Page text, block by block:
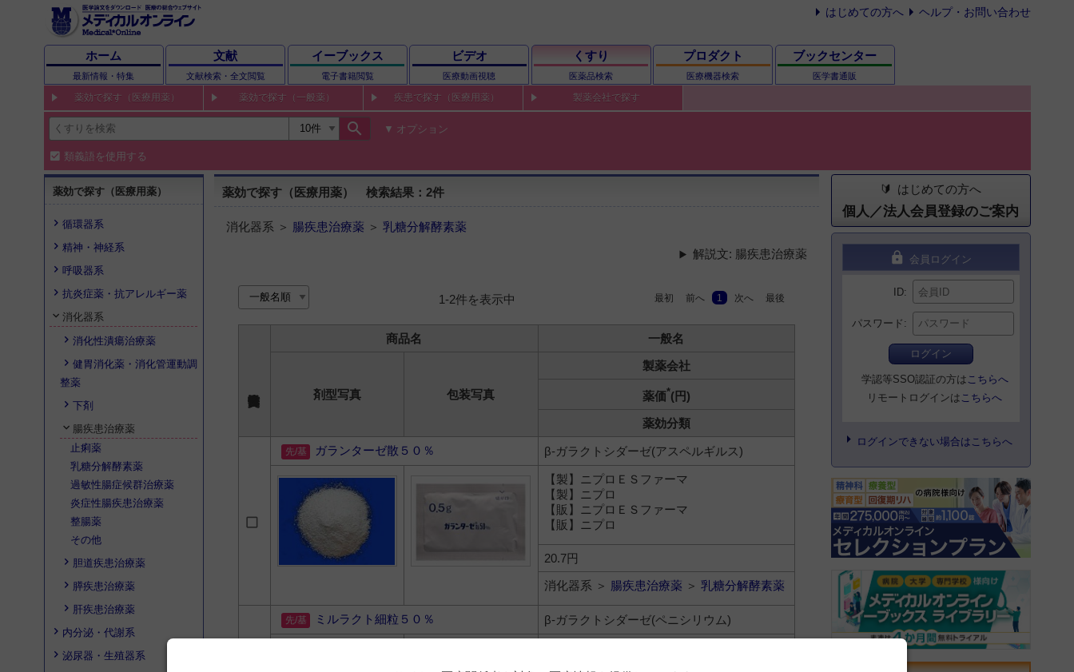
はじめての方へ ヘルプ・お問い合わせ
ホーム
最新情報・特集
文献
文献検索・全文閲覧
イーブックス
電子書籍閲覧
ビデオ
医療動画視聴
くすり
医薬品検索
プロダクト
医療機器検索
ブックセンター
医学書通販
薬効で探す（医療用薬） 薬効で探す（一般薬） 疾患で探す（医療用薬） 製薬会社で探す
search オプション
類義語を使用する
薬効で探す（医療用薬）
循環器系
精神・神経系
呼吸器系
抗炎症薬・抗アレルギー薬
消化器系
消化性潰瘍治療薬
健胃消化薬・消化管運動調
整薬
下剤
腸疾患治療薬
止痢薬
乳糖分解酵素薬
過敏性腸症候群治療薬
炎症性腸疾患治療薬
整腸薬
その他
胆道疾患治療薬
膵疾患治療薬
肝疾患治療薬
内分泌・代謝系
泌尿器・生殖器系
薬効で探す（医療用薬） 検索結果：2件
消化器系 ＞ 腸疾患治療薬 ＞ 乳糖分解酵素薬
解説文: 腸疾患治療薬
1-2件を表示中 最初 前へ 1 次へ 最後
商品名 一般名
剤型写真 包装写真
製薬会社
薬価*(円)
薬効分類
ガランターゼ散５０％
β-ガラクトシダーゼ(アスペルギルス)
【製】ニプロＥＳファーマ
【製】ニプロ
【販】ニプロＥＳファーマ
【販】ニプロ
20.7円
消化器系 ＞ 腸疾患治療薬 ＞ 乳糖分解酵素薬
ミルラクト細粒５０％ β-ガラクトシダーゼ(ペニシリウム)
はじめての方へ
個人／法人会員登録のご案内
lock 会員ログイン
ID
パスワード
ログイン
学認等SSO認証の方は こちらへ
リモートログインは こちらへ
ログインできない場合はこちらへ